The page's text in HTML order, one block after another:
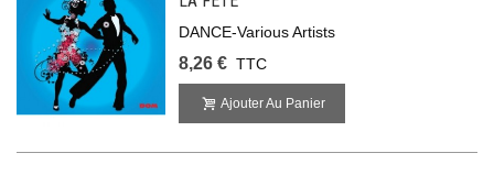
DANCE-Various Artists
8,26 € TTC
Ajouter Au Panier